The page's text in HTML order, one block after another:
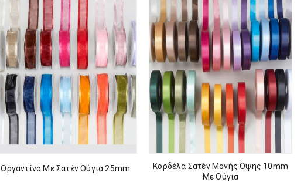
Οργαντίνα Με Σατέν Ούγια 25mm
Κορδέλα Σατέν Moνής Όψης 10mm
Με Ούγια